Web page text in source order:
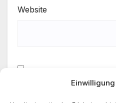
Website
Meinen Namen, meine